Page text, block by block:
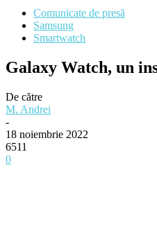
Comunicate de presă
Samsung
Smartwatch
Galaxy Watch, un
De către
M. Andrei
-
18 noiembrie 2022
6511
0